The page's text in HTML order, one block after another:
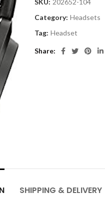
SKU: 202652-104
Category: Headsets
Tag: Headset
Share
SHIPPING & DELIVERY